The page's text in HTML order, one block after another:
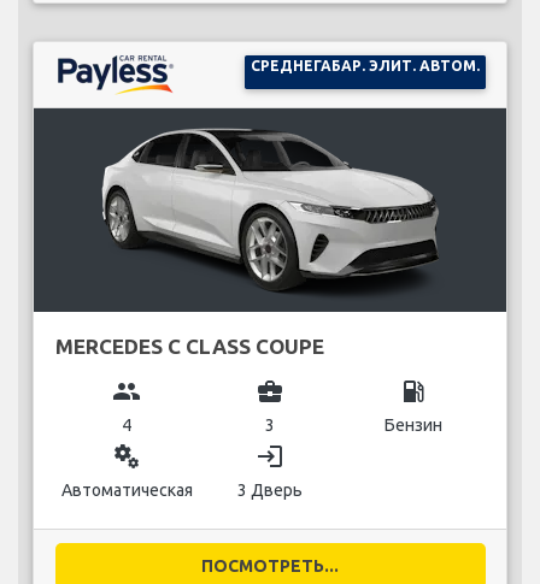
СРЕДНЕГАБАР. ЭЛИТ. АВТОМ.
MERCEDES C CLASS COUPE
group
4
business_center
3
local_gas_station
Бензин
miscellaneous_services
Автоматическая
login
3 Дверь
ПОСМОТРЕТЬ...